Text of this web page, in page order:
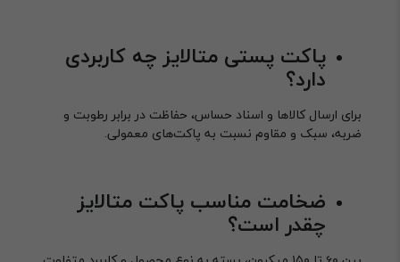
پاکت پستی متالایز چه کاربردی
دارد؟
برای ارسال کالاها و اسناد حساس، حفاظت در برابر رطوبت و
ضربه، سبک و مقاوم نسبت به پاکت‌های معمولی.
ضخامت مناسب پاکت متالایز
چقدر است؟